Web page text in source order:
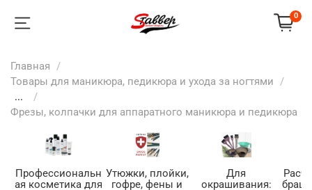
0
Главная
Товары для маникюра, педикюра и ухода за ногтями
...
Фрезы, колпачки для аппаратного маникюра и педикюра
Профессиональн
ая косметика для
Утюжки, плойки,
гофре, фены и
Для
окрашивания: